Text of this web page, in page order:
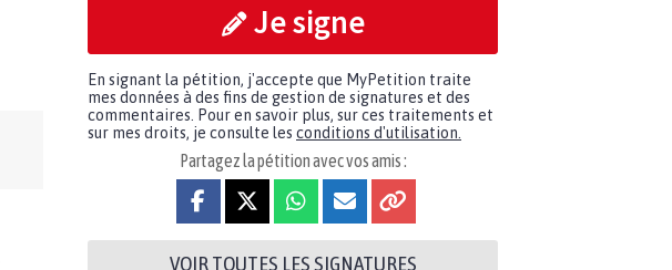
Je signe
En signant la pétition, j'accepte que MyPetition traite
mes données à des fins de gestion de signatures et des
commentaires. Pour en savoir plus, sur ces traitements et
sur mes droits, je consulte les conditions d'utilisation.
Partagez la pétition avec vos amis :
VOIR TOUTES LES SIGNATURES